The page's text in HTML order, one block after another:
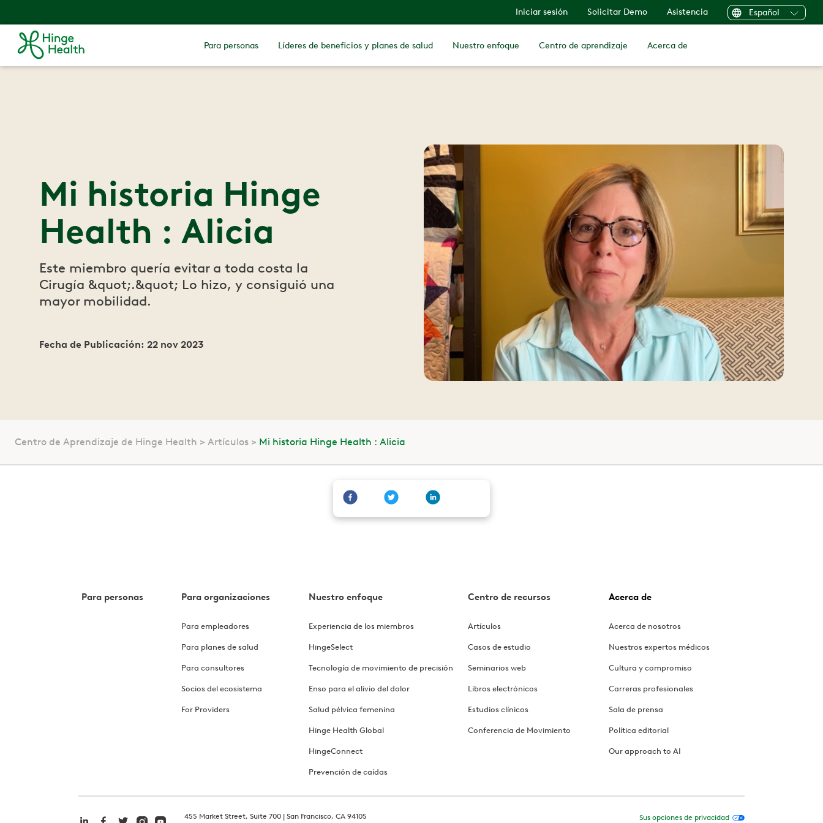
Iniciar sesión Solicitar Demo Asistencia Español
Para personas Líderes de beneficios y planes de salud Nuestro enfoque Centro de aprendizaje Acerca de
Mi historia Hinge
Health : Alicia
Este miembro quería evitar a toda costa la
Cirugía &quot;.&quot; Lo hizo, y consiguió una
mayor mobilidad.
Fecha de Publicación: 22 nov 2023
Centro de Aprendizaje de Hinge Health Artículos Mi historia Hinge Health : Alicia
Para personas Para organizaciones
Para empleadores
Para planes de salud
Para consultores
Socios del ecosistema
For Providers
Nuestro enfoque
Experiencia de los miembros
HingeSelect
Tecnología de movimiento de precisión
Enso para el alivio del dolor
Salud pélvica femenina
Hinge Health Global
HingeConnect
Prevención de caídas
Centro de recursos
Artículos
Casos de estudio
Seminarios web
Libros electrónicos
Estudios clínicos
Conferencia de Movimiento
Acerca de
Acerca de nosotros
Nuestros expertos médicos
Cultura y compromiso
Carreras profesionales
Sala de prensa
Política editorial
Our approach to AI
455 Market Street, Suite 700 | San Francisco, CA 94105
Sus opciones de privacidad